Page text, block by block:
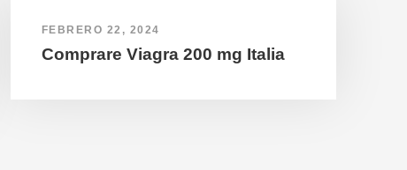
FEBRERO 22, 2024
Comprare Viagra 200 mg Italia